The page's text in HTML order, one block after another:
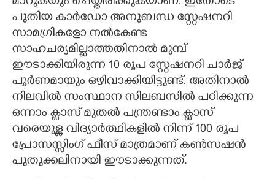
പുതിയ കാർഡോ അനുബന്ധ സ്റ്റേഷനറി
സാമഗ്രികളോ നൽകേണ്ട
സാഹചര്യമില്ലാത്തതിനാൽ മുമ്പ്
ഈടാക്കിയിരുന്ന 10 രൂപ സ്റ്റേഷനറി ചാർജ്
പൂർണമായും ഒഴിവാക്കിയിട്ടുണ്ട്. അതിനാൽ
നിലവിൽ സംസ്ഥാന സിലബസിൽ പഠിക്കുന്ന
ഒന്നാം ക്ലാസ് മുതൽ പന്ത്രണ്ടാം ക്ലാസ്
വരെയുള്ള വിദ്യാർത്ഥികളിൽ നിന്ന് 100 രൂപ
പ്രോസസ്സിംഗ് ഫീസ് മാത്രമാണ് കൺസഷൻ
പുതുക്കലിനായി ഈടാക്കുന്നത്.